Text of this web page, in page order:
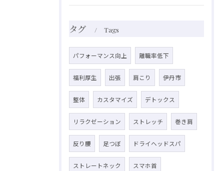
タグ Tags
パフォーマンス向上 離職率低下
福利厚生 出張 肩こり 伊丹市
整体 カスタマイズ デトックス
リラクゼーション ストレッチ 巻き肩
反り腰 足つぼ ドライヘッドスパ
ストレートネック スマホ首